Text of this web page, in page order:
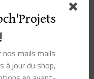
notre atelier en
chaque
chouchou dans la
mails mails
à jour du shop,